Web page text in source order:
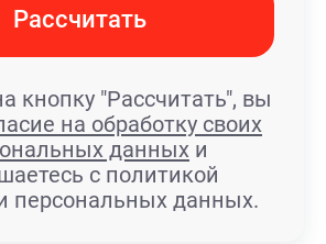
Рассчитать
кнопку "Рассчитать", вы
на обработку своих
данных и
с политикой
персональных данных.